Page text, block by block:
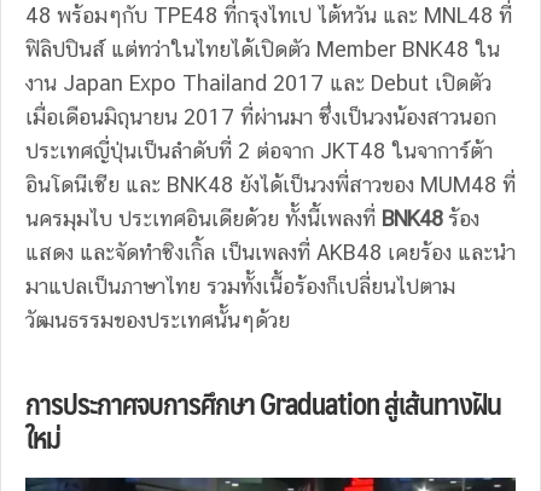
48 พร้อมๆกับ TPE48 ที่กรุงไทเป ไต้หวัน และ MNL48 ที่
ฟิลิปปินส์ แต่ทว่าในไทยได้เปิดตัว Member BNK48 ใน
งาน Japan Expo Thailand 2017 และ Debut เปิดตัว
เมื่อเดือนมิถุนายน 2017 ที่ผ่านมา ซึ่งเป็นวงน้องสาวนอก
ประเทศญี่ปุ่นเป็นลำดับที่ 2 ต่อจาก JKT48 ในจาการ์ต้า
อินโดนีเซีย และ BNK48 ยังได้เป็นวงพี่สาวของ MUM48 ที่
นครมุมไบ ประเทศอินเดียด้วย ทั้งนี้เพลงที่ BNK48ร้อง
แสดง และจัดทำซิงเกิ้ล เป็นเพลงที่ AKB48 เคยร้อง และนำ
มาแปลเป็นภาษาไทย รวมทั้งเนื้อร้องก็เปลี่ยนไปตาม
วัฒนธรรมของประเทศนั้นๆด้วย
การประกาศจบการศึกษา Graduation สู่เส้นทางฝัน
ใหม่